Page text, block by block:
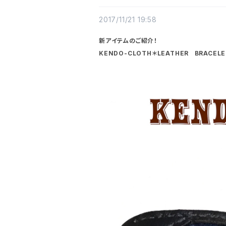
2017/11/21 19:58
新アイテムのご紹介！
KENDO-CLOTH＊LEATHER